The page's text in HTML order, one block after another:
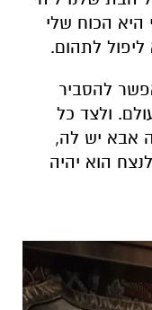
ולצד כל
אבא יש לה,